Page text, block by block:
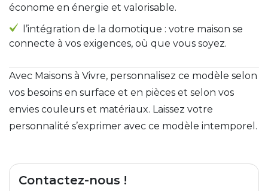
économe en énergie et valorisable.
l’intégration de la domotique : votre maison se
connecte à vos exigences, où que vous soyez.
Avec Maisons à Vivre, personnalisez ce modèle selon
vos besoins en surface et en pièces et selon vos
envies couleurs et matériaux. Laissez votre
personnalité s’exprimer avec ce modèle intemporel.
Contactez-nous !